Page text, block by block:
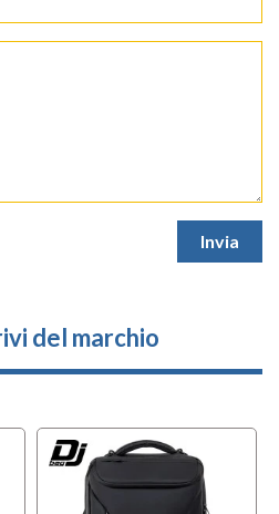
del marchio